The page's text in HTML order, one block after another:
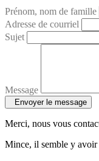
Prénom, nom de famille
Adresse de courriel
Sujet
Message
Envoyer le message
Merci, nous vous
Mince, il semble y avoir